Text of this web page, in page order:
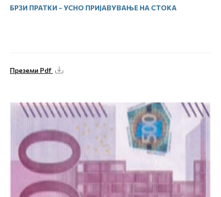
БРЗИ ПРАТКИ - УСНО ПРИЈАВУВАЊЕ НА СТОКА
Преземи Pdf